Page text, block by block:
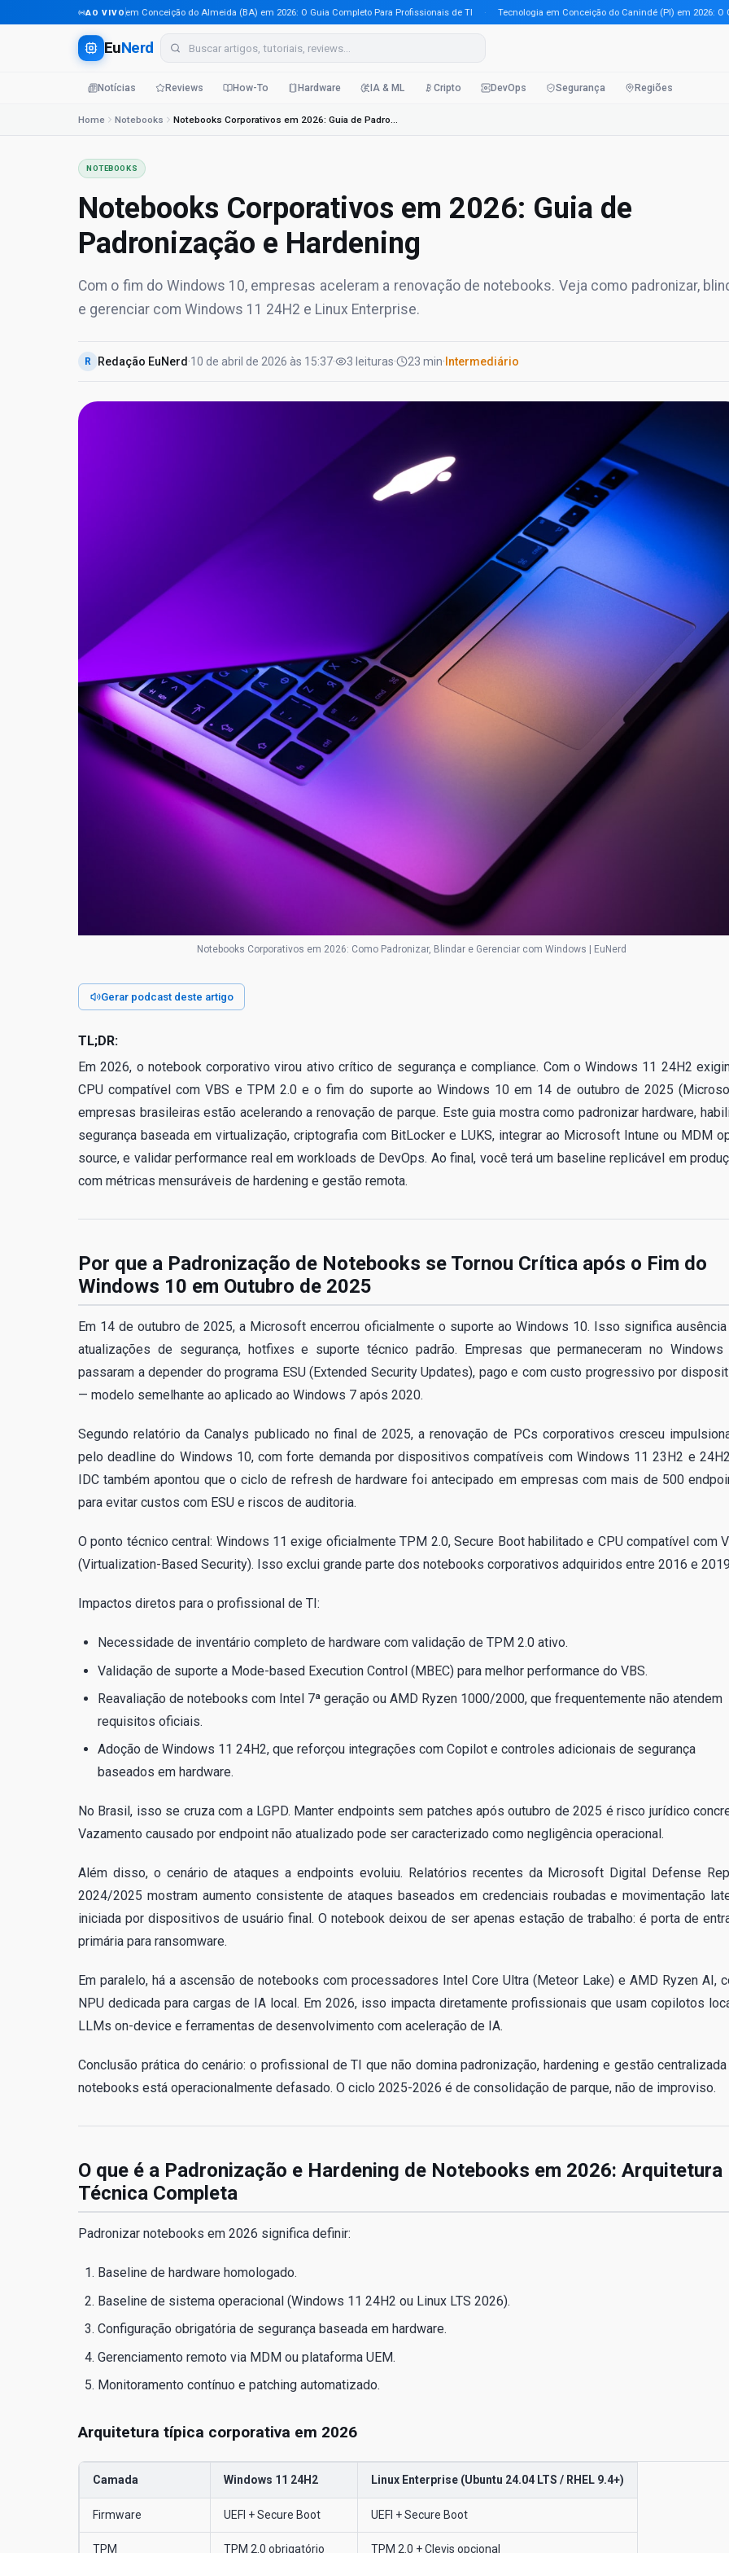
AO VIVO
Tecnologia em Conceição do Almeida (BA) em 2026: O Guia Completo Para Profissionais de TI · Tecnologia em Conceição do Canindé (PI) em 2026: O
EuNerd
Notícias Reviews How-To Hardware IA & ML Cripto DevOps Segurança Regiões
Home Notebooks Notebooks Corporativos em 2026: Guia de Padronização e Hardening
NOTEBOOKS
Notebooks Corporativos em 2026: Guia de
Padronização e Hardening
Com o fim do Windows 10, empresas aceleram a renovação de notebooks. Veja como padronizar,
e gerenciar com Windows 11 24H2 e Linux Enterprise.
R Redação EuNerd ·10 de abril de 2026 às 15:37· 3 leituras· 23 min· Intermediário
Notebooks Corporativos em 2026: Como Padronizar, Blindar e Gerenciar com Windows | EuNerd
Gerar podcast deste artigo
TL;DR:
Em 2026, o notebook corporativo virou ativo crítico de segurança e compliance. Com o Windows 11 24H2
CPU compatível com VBS e TPM 2.0 e o fim do suporte ao Windows 10 em 14 de outubro de 2025
empresas brasileiras estão acelerando a renovação de parque. Este guia mostra como padronizar hardware,
segurança baseada em virtualização, criptografia com BitLocker e LUKS, integrar ao Microsoft Intune ou MDM
source, e validar performance real em workloads de DevOps. Ao final, você terá um baseline replicável em
com métricas mensuráveis de hardening e gestão remota.
Por que a Padronização de Notebooks se Tornou Crítica após o Fim do
Windows 10 em Outubro de 2025
Em 14 de outubro de 2025, a Microsoft encerrou oficialmente o suporte ao Windows 10. Isso significa
atualizações de segurança, hotfixes e suporte técnico padrão. Empresas que permaneceram no Windows
passaram a depender do programa ESU (Extended Security Updates), pago e com custo progressivo por
— modelo semelhante ao aplicado ao Windows 7 após 2020.
Segundo relatório da Canalys publicado no final de 2025, a renovação de PCs corporativos cresceu
pelo deadline do Windows 10, com forte demanda por dispositivos compatíveis com Windows 11 23H2 e
IDC também apontou que o ciclo de refresh de hardware foi antecipado em empresas com mais de 500
para evitar custos com ESU e riscos de auditoria.
O ponto técnico central: Windows 11 exige oficialmente TPM 2.0, Secure Boot habilitado e CPU compatível com
(Virtualization-Based Security). Isso exclui grande parte dos notebooks corporativos adquiridos entre 2016 e
Impactos diretos para o profissional de TI:
Necessidade de inventário completo de hardware com validação de TPM 2.0 ativo.
Validação de suporte a Mode-based Execution Control (MBEC) para melhor performance do VBS.
Reavaliação de notebooks com Intel 7ª geração ou AMD Ryzen 1000/2000, que frequentemente não atendem
requisitos oficiais.
Adoção de Windows 11 24H2, que reforçou integrações com Copilot e controles adicionais de segurança
baseados em hardware.
No Brasil, isso se cruza com a LGPD. Manter endpoints sem patches após outubro de 2025 é risco jurídico
Vazamento causado por endpoint não atualizado pode ser caracterizado como negligência operacional.
Além disso, o cenário de ataques a endpoints evoluiu. Relatórios recentes da Microsoft Digital Defense
2024/2025 mostram aumento consistente de ataques baseados em credenciais roubadas e movimentação
iniciada por dispositivos de usuário final. O notebook deixou de ser apenas estação de trabalho: é porta de
primária para ransomware.
Em paralelo, há a ascensão de notebooks com processadores Intel Core Ultra (Meteor Lake) e AMD Ryzen AI,
NPU dedicada para cargas de IA local. Em 2026, isso impacta diretamente profissionais que usam copilotos
LLMs on-device e ferramentas de desenvolvimento com aceleração de IA.
Conclusão prática do cenário: o profissional de TI que não domina padronização, hardening e gestão
notebooks está operacionalmente defasado. O ciclo 2025-2026 é de consolidação de parque, não de improviso.
O que é a Padronização e Hardening de Notebooks em 2026: Arquitetura
Técnica Completa
Padronizar notebooks em 2026 significa definir:
Baseline de hardware homologado.
Baseline de sistema operacional (Windows 11 24H2 ou Linux LTS 2026).
Configuração obrigatória de segurança baseada em hardware.
Gerenciamento remoto via MDM ou plataforma UEM.
Monitoramento contínuo e patching automatizado.
Arquitetura típica corporativa em 2026
Camada Windows 11 24H2 Linux Enterprise (Ubuntu 24.04 LTS / RHEL 9.4+)
Firmware UEFI + Secure Boot UEFI + Secure Boot
TPM TPM 2.0 obrigatório TPM 2.0 + Clevis opcional